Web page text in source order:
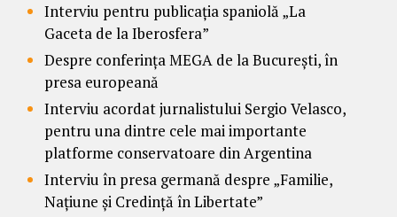
Interviu pentru publicația spaniolă „La
Gaceta de la Iberosfera”
Despre conferința MEGA de la București, în
presa europeană
Interviu acordat jurnalistului Sergio Velasco,
pentru una dintre cele mai importante
platforme conservatoare din Argentina
Interviu în presa germană despre „Familie,
Națiune și Credință în Libertate”